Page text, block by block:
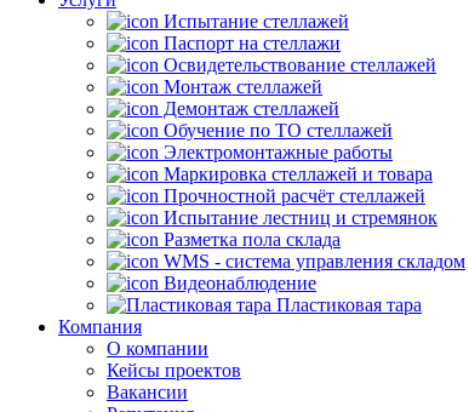
Испытание стеллажей
Паспорт на стеллажи
Освидетельствование стеллажей
Монтаж стеллажей
Демонтаж стеллажей
Обучение по ТО стеллажей
Электромонтажные работы
Маркировка стеллажей и товара
Прочностной расчёт стеллажей
Испытание лестниц и стремянок
Разметка пола склада
WMS - система управления складом
Видеонаблюдение
Пластиковая тара
Компания
О компании
Кейсы проектов
Вакансии